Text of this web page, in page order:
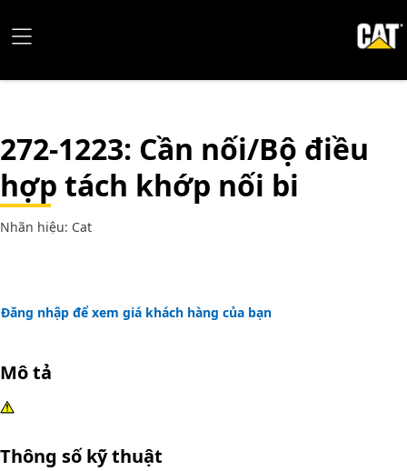
272-1223: Cần nối/Bộ điều
hợp tách khớp nối bi
Nhãn hiệu: Cat
Đăng nhập để xem giá khách hàng của bạn
Mô tả
Thông số kỹ thuật